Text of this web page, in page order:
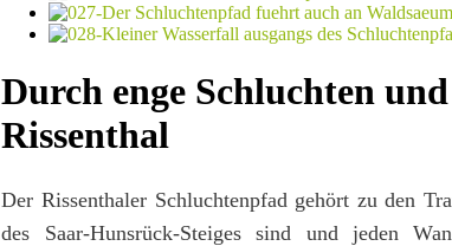
Durch enge Schluchten
Rissenthal
Der Rissenthaler Schluchtenpfad gehört zu den
des Saar-Hunsrück-Steiges sind und jeden